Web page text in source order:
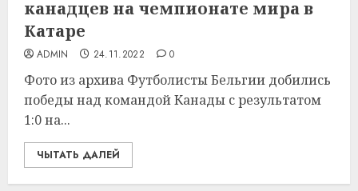
канадцев на чемпионате мира в
Катаре
ADMIN 24.11.2022 0
Фото из архива Футболисты Бельгии добились
победы над командой Канады с результатом
1:0 на...
ЧЫТАТЬ ДАЛЕЙ